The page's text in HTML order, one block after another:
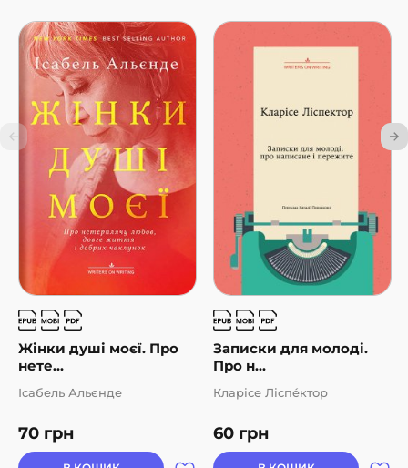
Жінки душі моєї. Про
нете...
70 грн
Ісабель Альєнде
Записки для молоді.
Про н...
60 грн
Кларісе Ліспéктор